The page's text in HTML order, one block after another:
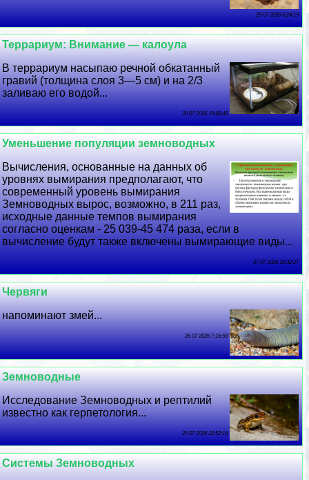
29 07 2026 0:24:19
Террариум: Внимание — калоула
В террариум насыпаю речной обкатанный
гравий (толщина слоя 3—5 см) и на 2/3
заливаю его водой...
28 07 2026 19:48:48
Уменьшение популяции земноводных
Вычисления, основанные на данных об
уровнях вымирания предполагают, что
современный уровень вымирания
Земноводных вырос, возможно, в 211 раз,
исходные данные темпов вымирания
согласно оценкам - 25 039-45 474 раза, если в
вычисление будут также включены вымирающие виды...
27 07 2026 10:32:27
Червяги
напоминают змей...
26 07 2026 7:16:59
Земноводные
Исследование Земноводных и рептилий
известно как герпетология...
25 07 2026 22:52:16
Системы Земноводных